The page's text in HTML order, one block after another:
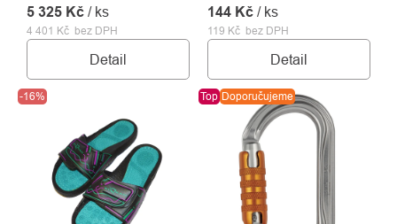
4 401 Kč bez DPH
5 325 Kč / ks
Detail
pilou.
119 Kč bez DPH
144 Kč / ks
Detail
-16% Top Doporučujeme